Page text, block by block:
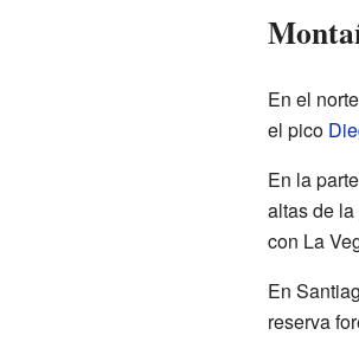
En el
el pico
En la
altas de
con La
En
reserva